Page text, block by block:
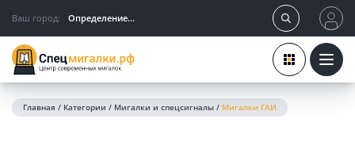
Ваш город: Определение...
Главная / Категории / Мигалки и спецсигналы / Мигалки ГАИ